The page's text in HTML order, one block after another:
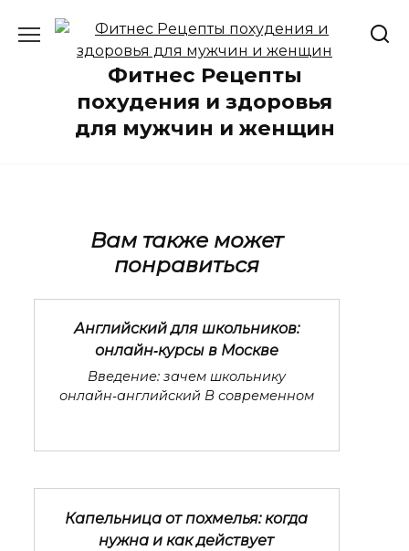
содержанию
Фитнес Рецепты
похудения и здоровья
для мужчин и женщин
Вам также может
понравиться
Английский для школьников:
онлайн‑курсы в Москве
Введение: зачем школьнику
онлайн‑английский В современном
Капельница от похмелья: когда
нужна и как действует